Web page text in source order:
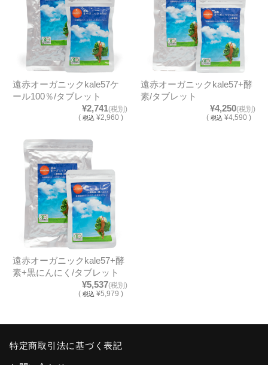
遠赤オーガニックkale57ケ
ール100％/タブレット
¥2,741(税別)
(税込 ¥2,960 )
遠赤オーガニックkale57+酵
素/タブレット
¥4,250(税別)
( 税込 ¥4,590 )
遠赤オーガニックkale57+酵
素+黒にんにく/タブレット
¥5,537(税別)
(税込 ¥5,979 )
特定商取引法に基づく表記